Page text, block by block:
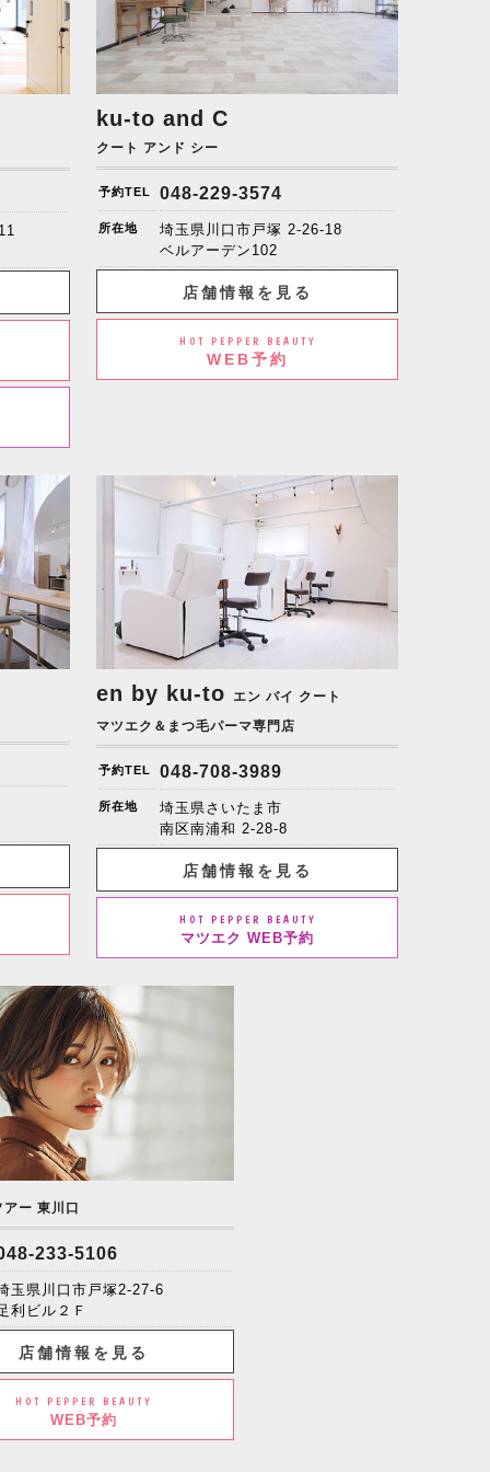
ku-to and C
クート アンド シー
予約TEL 048-229-3574
所在地
埼玉県川口市戸塚 2-26-18
ベルアーデン102
店舗情報を見る
HOT PEPPER BEAUTY
WEB予約
en by ku-to
エン バイ クート
マツエク＆まつ毛パーマ専門店
予約TEL 048-708-3989
所在地
埼玉県さいたま市
南区南浦和 2-28-8
店舗情報を見る
HOT PEPPER BEAUTY
マツエク WEB予約
アー 東川口
233-5106
玉県川口市戸塚2-27-6
利ビル２Ｆ
店舗情報を見る
HOT PEPPER BEAUTY
WEB予約